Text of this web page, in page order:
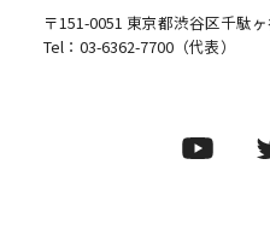
〒151-0051 東京都渋谷区千駄
Tel： 03-6362-7700（代表）